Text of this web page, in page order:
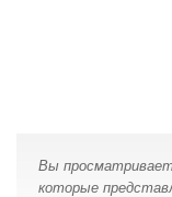
Вы
которые